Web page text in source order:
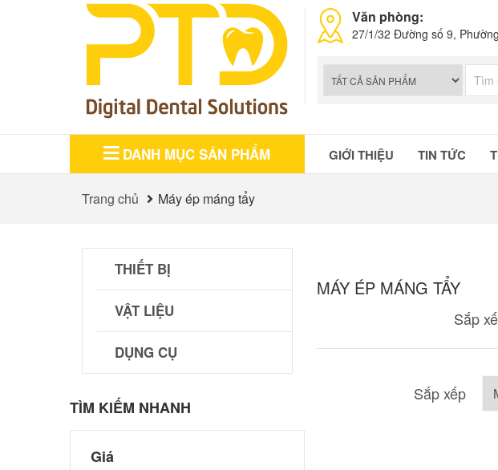
Văn phòng:
27/1/32 Đường số 9,
DANH MỤC SẢN PHẨM GIỚI THIỆU TIN TỨC
Trang chủ Máy ép máng tẩy
THIẾT BỊ
VẬT LIỆU
DỤNG CỤ
TÌM KIẾM NHANH
Giá
MÁY ÉP MÁNG TẨY
Sắp
Sắp xếp